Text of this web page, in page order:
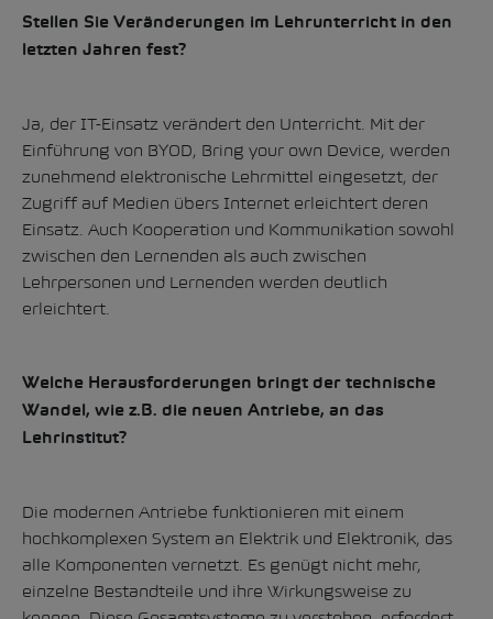
Stellen Sie Veränderungen im Lehrunterricht in den
letzten Jahren fest?
Ja, der IT-Einsatz verändert den Unterricht. Mit der
Einführung von BYOD, Bring your own Device, werden
zunehmend elektronische Lehrmittel eingesetzt, der
Zugriff auf Medien übers Internet erleichtert deren
Einsatz. Auch Kooperation und Kommunikation sowohl
zwischen den Lernenden als auch zwischen
Lehrpersonen und Lernenden werden deutlich
erleichtert.
Welche Herausforderungen bringt der technische
Wandel, wie z.B. die neuen Antriebe, an das
Lehrinstitut?
Die modernen Antriebe funktionieren mit einem
hochkomplexen System an Elektrik und Elektronik, das
alle Komponenten vernetzt. Es genügt nicht mehr,
einzelne Bestandteile und ihre Wirkungsweise zu